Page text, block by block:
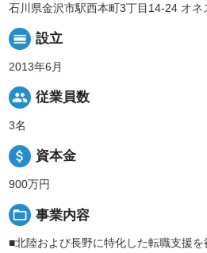
石川県金沢市駅西本町3丁目14-24 オネ
calendar_view_day 設立
2013年6月
people 従業員数
3名
attach_money 資本金
900万円
folder_open 事業内容
■北陸および長野に特化した転職支援